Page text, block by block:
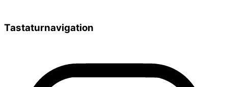
Tastaturnavigation